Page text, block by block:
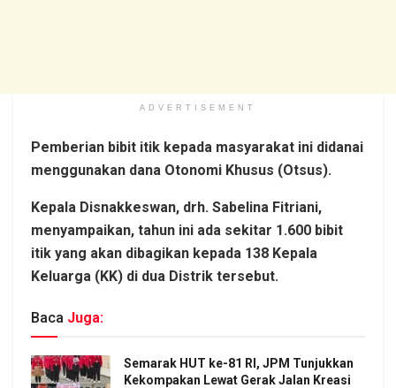
ADVERTISEMENT
Pemberian bibit itik kepada masyarakat ini didanai
menggunakan dana Otonomi Khusus (Otsus).
Kepala Disnakkeswan, drh. Sabelina Fitriani,
menyampaikan, tahun ini ada sekitar 1.600 bibit
itik yang akan dibagikan kepada 138 Kepala
Keluarga (KK) di dua Distrik tersebut.
Baca Juga:
Semarak HUT ke-81 RI, JPM Tunjukkan
Kekompakan Lewat Gerak Jalan Kreasi